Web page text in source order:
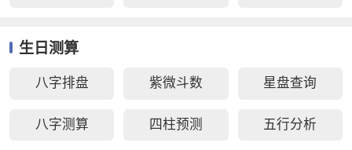
生日测算
八字排盘 紫微斗数 星盘查询
八字测算 四柱预测 五行分析